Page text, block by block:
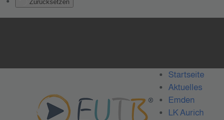
Zurücksetzen
Startseite
Aktuelles
Emden
LK Aurich